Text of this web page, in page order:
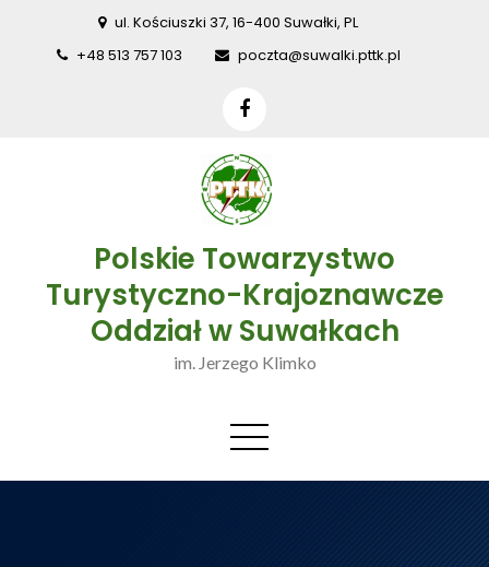
ul. Kościuszki 37, 16-400 Suwałki, PL
+48 513 757 103
poczta@suwalki.pttk.pl
Polskie Towarzystwo
Turystyczno-Krajoznawcze
Oddział w Suwałkach
im. Jerzego Klimko